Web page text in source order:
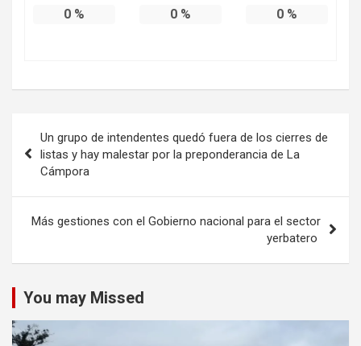
0% 0% 0%
de
entradas
Un grupo de intendentes quedó fuera de los cierres de
listas y hay malestar por la preponderancia de La
Cámpora
Más gestiones con el Gobierno nacional para el sector
yerbatero
You may Missed